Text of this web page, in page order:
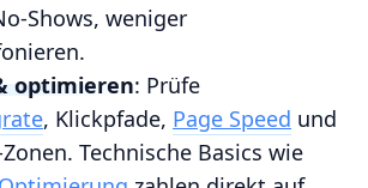
weniger
optimieren: Prüfe
, Klickpfade, Page Speed und
Technische Basics wie